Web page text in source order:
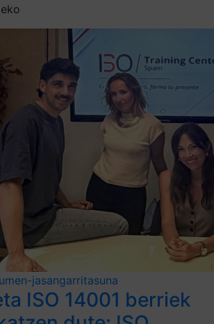
jasangarritasuna
ISO 14001 berriek